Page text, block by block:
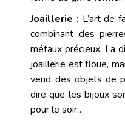
Joaillerie : L’art de
combinant des
métaux précieux. La
joaillerie est floue,
vend des objets de
dire que les bijoux
pour le soir…